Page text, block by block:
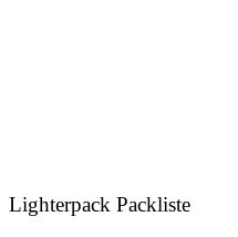
Lighterpack Packliste